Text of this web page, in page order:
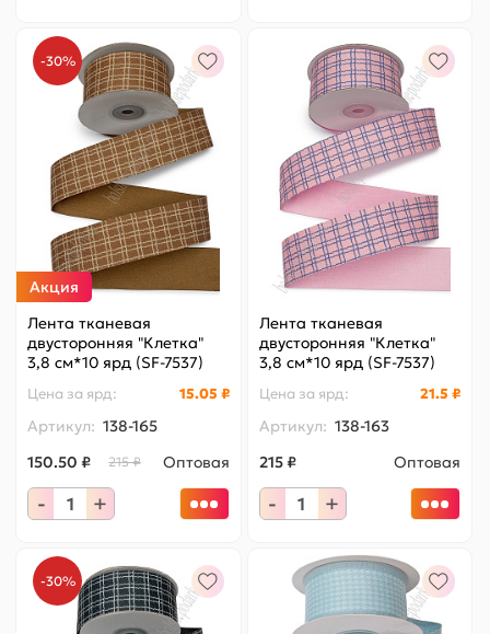
-30%
Акция
Лента тканевая
двусторонняя "Клетка"
3,8 см*10 ярд (SF-7537)
Цена за ярд: 15.05 ₽
Артикул: 138-165
150.50 ₽
215 ₽ Оптовая
- +
Лента тканевая
двусторонняя "Клетка"
3,8 см*10 ярд (SF-7537)
Цена за ярд: 21.5 ₽
Артикул: 138-163
215 ₽
Оптовая
- +
-30%